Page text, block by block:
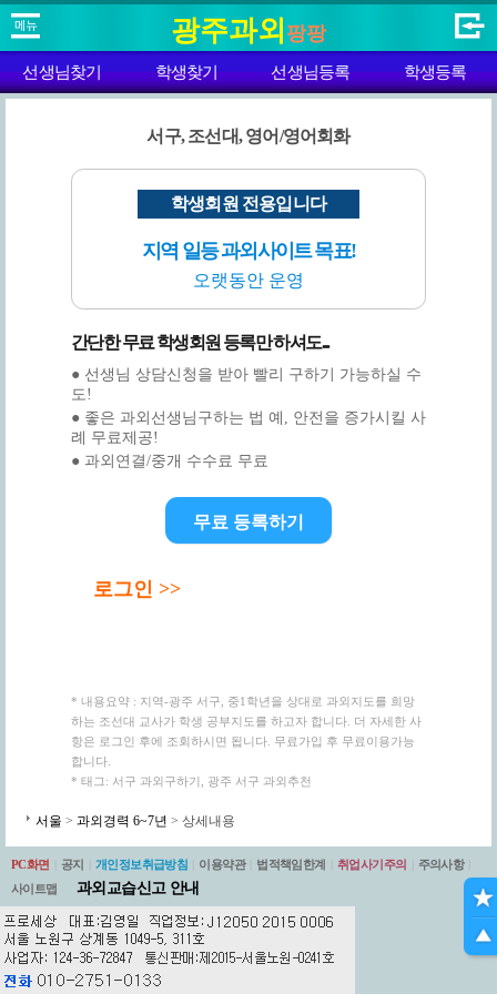
광주과외 팡팡
선생님찾기 학생찾기 선생님등록 학생등록
서구, 조선대, 영어/영어회화
학생회원 전용입니다
지역 일등 과외사이트 목표!
오랫동안 운영
간단한 무료 학생회원 등록만 하셔도...
● 선생님 상담신청을 받아 빨리 구하기 가능하실 수
도!
● 좋은 과외선생님구하는 법 예, 안전을 증가시킬 사
례 무료제공!
● 과외연결/중개 수수료 무료
무료 등록하기
로그인 >>
* 내용요약 : 지역-광주 서구, 중1학년을 상대로 과외지도를 희망
하는 조선대 교사가 학생 공부지도를 하고자 합니다. 더 자세한 사
항은 로그인 후에 조회하시면 됩니다. 무료가입 후 무료이용가능
합니다.
* 태그: 서구 과외구하기, 광주 서구 과외추천
서울 > 과외경력 6~7년 > 상세내용
PC화면 공지 개인정보취급방침 이용약관 법적책임한계 취업사기주의 주의사항
사이트맵
과외교습신고 안내